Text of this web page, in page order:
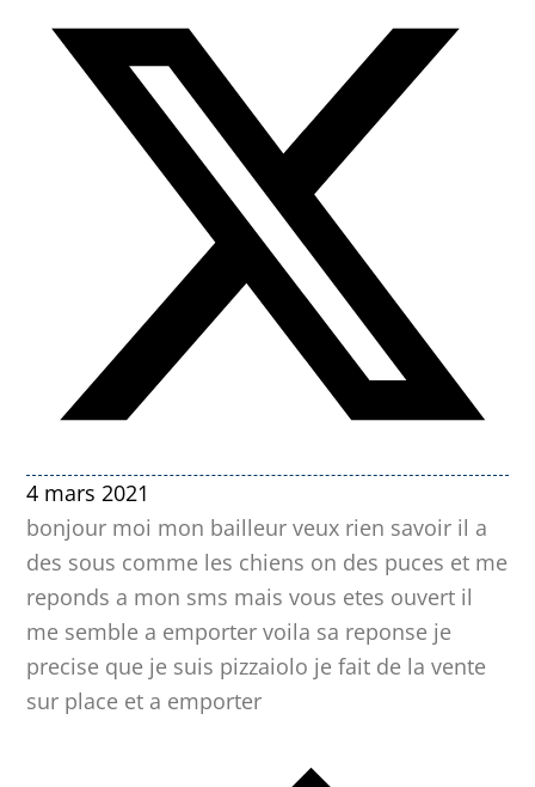
4 mars 2021
bonjour moi mon bailleur veux rien savoir il a
des sous comme les chiens on des puces et me
reponds a mon sms mais vous etes ouvert il
me semble a emporter voila sa reponse je
precise que je suis pizzaiolo je fait de la vente
sur place et a emporter